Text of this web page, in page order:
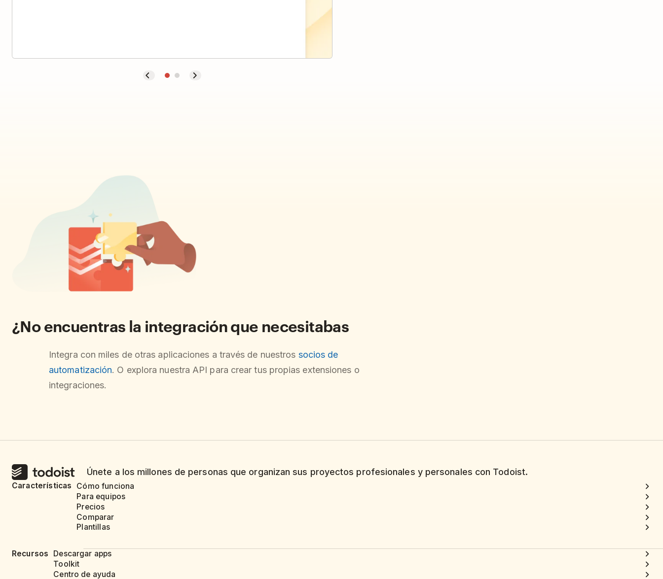
¿No encuentras la integración que necesitabas
Integra con miles de otras aplicaciones a través de nuestros socios de
automatización. O explora nuestra API para crear tus propias extensiones o
integraciones.
Únete a los millones de personas que organizan sus proyectos profesionales y personales con Todoist.
Características
Cómo funciona
Para equipos
Precios
Comparar
Plantillas
Recursos
Descargar apps
Toolkit
Centro de ayuda